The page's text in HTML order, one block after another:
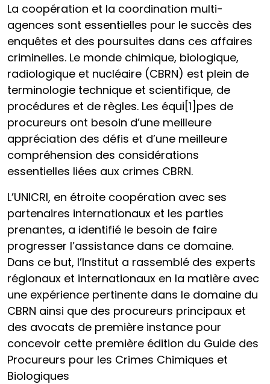
La coopération et la coordination multi-
agences sont essentielles pour le succès des
enquêtes et des poursuites dans ces affaires
criminelles. Le monde chimique, biologique,
radiologique et nucléaire (CBRN) est plein de
terminologie technique et scientifique, de
procédures et de règles. Les équi[1]pes de
procureurs ont besoin d’une meilleure
appréciation des défis et d’une meilleure
compréhension des considérations
essentielles liées aux crimes CBRN.
L’UNICRI, en étroite coopération avec ses
partenaires internationaux et les parties
prenantes, a identifié le besoin de faire
progresser l’assistance dans ce domaine.
Dans ce but, l’Institut a rassemblé des experts
régionaux et internationaux en la matière avec
une expérience pertinente dans le domaine du
CBRN ainsi que des procureurs principaux et
des avocats de première instance pour
concevoir cette première édition du Guide des
Procureurs pour les Crimes Chimiques et
Biologiques